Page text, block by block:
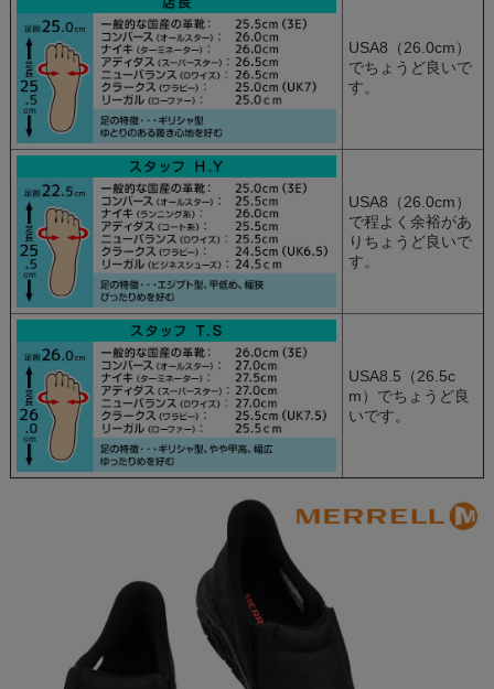
USA8（26.0cm）
でちょうど良いで
す。
USA8（26.0cm）
で程よく余裕があ
りちょうど良いで
す。
USA8.5（26.5c
m）でちょうど良
いです。